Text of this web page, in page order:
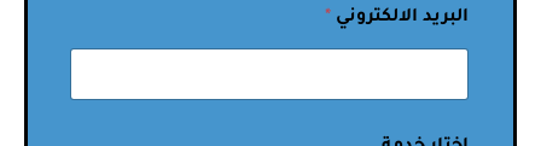
البريد الالكتروني *